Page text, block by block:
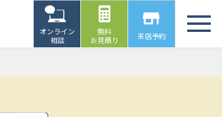
オンライン
相談
無料
お見積り
来店予約